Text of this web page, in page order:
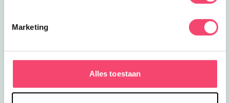
Marketing
Alles toestaan
Zomervakantie bij het NMM
Klaar voor actie? In de zomervakantie zijn er extra veel
stoere activiteiten voor kids bij het Nationaal Militair